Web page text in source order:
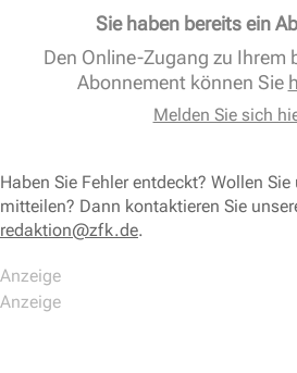
Sie haben bereits ein
Den Online-Zugang zu Ihrem
Abonnement können Sie
Melden Sie sich
Haben Sie Fehler entdeckt? Wollen
mitteilen? Dann kontaktieren Sie
redaktion@zfk.de.